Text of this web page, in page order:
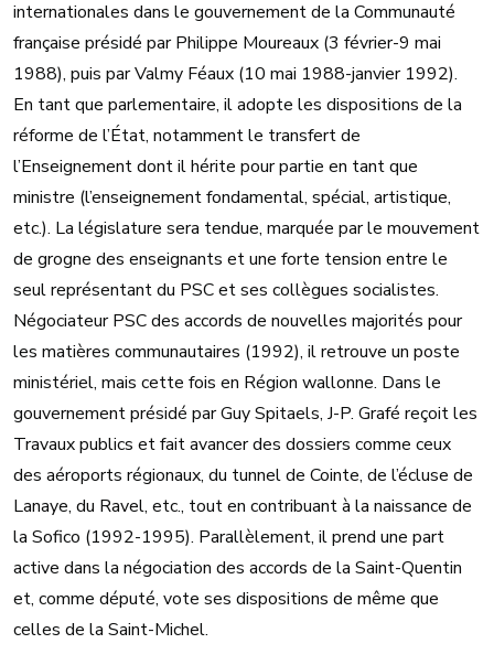
internationales dans le gouvernement de la Communauté
française présidé par Philippe Moureaux (3 février-9 mai
1988), puis par Valmy Féaux (10 mai 1988-janvier 1992).
En tant que parlementaire, il adopte les dispositions de la
réforme de l’État, notamment le transfert de
l’Enseignement dont il hérite pour partie en tant que
ministre (l’enseignement fondamental, spécial, artistique,
etc.). La législature sera tendue, marquée par le mouvement
de grogne des enseignants et une forte tension entre le
seul représentant du PSC et ses collègues socialistes.
Négociateur PSC des accords de nouvelles majorités pour
les matières communautaires (1992), il retrouve un poste
ministériel, mais cette fois en Région wallonne. Dans le
gouvernement présidé par Guy Spitaels, J-P. Grafé reçoit les
Travaux publics et fait avancer des dossiers comme ceux
des aéroports régionaux, du tunnel de Cointe, de l’écluse de
Lanaye, du Ravel, etc., tout en contribuant à la naissance de
la Sofico (1992-1995). Parallèlement, il prend une part
active dans la négociation des accords de la Saint-Quentin
et, comme député, vote ses dispositions de même que
celles de la Saint-Michel.